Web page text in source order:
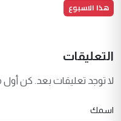
هذا الاسبوع
التعليقات
لا توجد تعليقات بعد. كن
اسمك